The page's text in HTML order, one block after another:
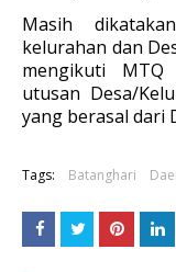
Masih
kelurahan dan
mengikuti MTQ
utusan Desa/
yang berasal dari
Tags: Batanghari